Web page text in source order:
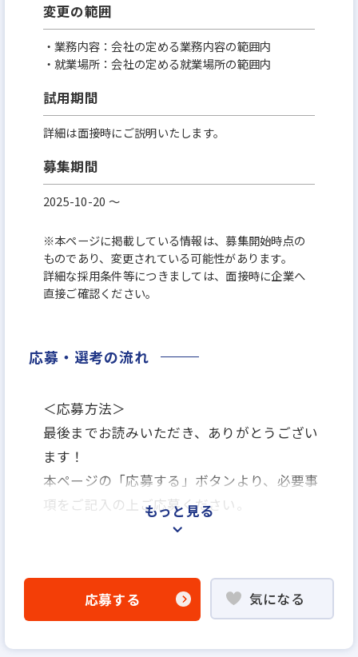
変更の範囲
・業務内容：会社の定める業務内容の範囲内
・就業場所：会社の定める就業場所の範囲内
試用期間
詳細は面接時にご説明いたします。
募集期間
2025-10-20 〜
※本ページに掲載している情報は、募集開始時点の
ものであり、変更されている可能性があります。
詳細な採用条件等につきましては、面接時に企業へ
直接ご確認ください。
応募・選考の流れ
＜応募方法＞
最後までお読みいただき、ありがとうござい
ます！
本ページの「応募する」ボタンより、必要事
項をご記入の上ご応募ください。
「応募する」よりエントリー
WEB応募書類による書類選考
▼
もっと見る
応募する 気になる